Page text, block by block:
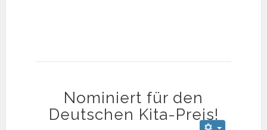
Nominiert für den
Deutschen Kita-Preis!